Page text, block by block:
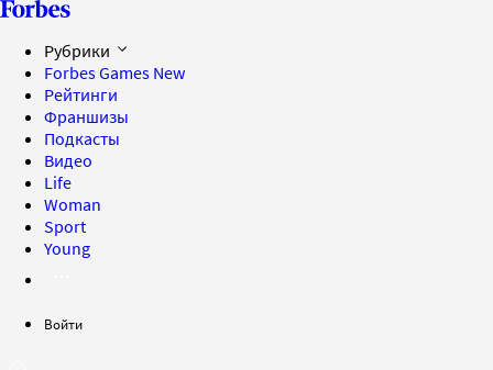
Рубрики
Forbes Games New
Рейтинги
Франшизы
Подкасты
Видео
Life
Woman
Sport
Young
Войти